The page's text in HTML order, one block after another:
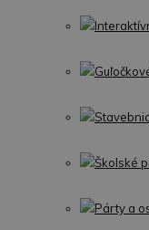
Školské
Párty a